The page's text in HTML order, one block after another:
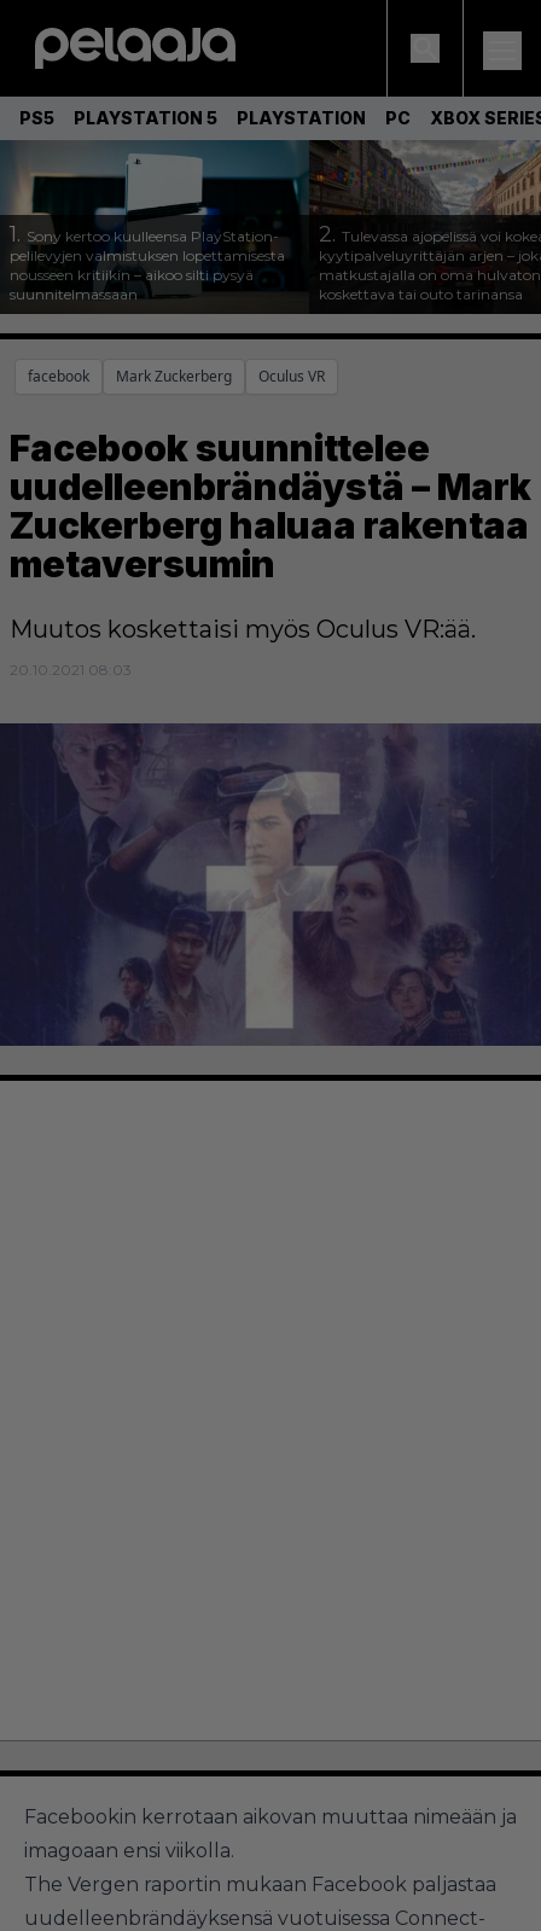
PS5 PLAYSTATION 5 PLAYSTATION PC XBOX
1. Sony kertoo kuulleensa PlayStation-
pelilevyjen valmistuksen lopettamisesta
nousseen kritiikin – aikoo silti pysyä
suunnitelmassaan
2. Tulevassa ajopelissä voi
kyytipalveluyrittäjän arjen –
matkustajalla on oma
koskettava tai outo tarinansa
facebook Mark Zuckerberg Oculus VR
Facebook suunnittelee
uudelleenbrändäystä – Mark
Zuckerberg haluaa rakentaa
metaversumin
Muutos koskettaisi myös Oculus VR:ää.
20.10.2021 08:03
Facebookin kerrotaan aikovan muuttaa nimeään ja
imagoaan ensi viikolla.
The Vergen raportin mukaan Facebook paljastaa
uudelleenbrändäyksensä vuotuisessa Connect-